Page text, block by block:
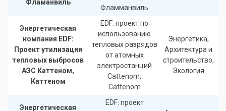
Фламанвиль
Фламманвиль
Энергетическая
компания EDF:
Проект утилизации
тепловых выбросов
АЭС Каттеном,
Каттеном
EDF: проект по
использованию
тепловых разрядов
от атомных
электростанций
Cattenom,
Cattenom
Энергетика,
Архитектура и
строительство,
Экология
Энергетическая
EDF: проект